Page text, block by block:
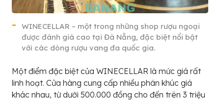
WINECELLAR – một trong những shop rượu ngoại
được đánh giá cao tại Đà Nẵng, đặc biệt nổi bật
với các dòng rượu vang đa quốc gia.
Một điểm đặc biệt của WINECELLAR là mức giá rất
linh hoạt. Cửa hàng cung cấp nhiều phân khúc giá
khác nhau, từ dưới 500.000 đồng cho đến trên 3 triệu